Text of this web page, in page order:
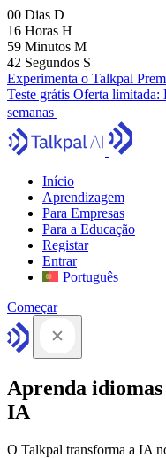
00 Dias D
16 Horas H
59 Minutos M
41 Segundos S
Experimenta o Talkpal
Teste grátis Oferta limitada:
semanas
Início
Aprendizagem
Para Empresas
Para a Educação
Registar
Entrar
Português
Começar
Aprenda
IA
O Talkpal transforma a IA